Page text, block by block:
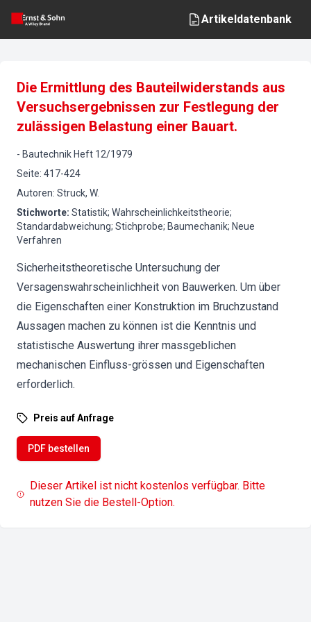
Artikeldatenbank
Die Ermittlung des Bauteilwiderstands aus
Versuchsergebnissen zur Festlegung der
zulässigen Belastung einer Bauart.
- Bautechnik Heft 12/1979
Seite: 417-424
Autoren: Struck, W.
Stichworte: Statistik; Wahrscheinlichkeitstheorie;
Standardabweichung; Stichprobe; Baumechanik; Neue
Verfahren
Sicherheitstheoretische Untersuchung der
Versagenswahrscheinlichheit von Bauwerken. Um über
die Eigenschaften einer Konstruktion im Bruchzustand
Aussagen machen zu können ist die Kenntnis und
statistische Auswertung ihrer massgeblichen
mechanischen Einfluss-grössen und Eigenschaften
erforderlich.
Preis auf Anfrage
PDF bestellen
Dieser Artikel ist nicht kostenlos verfügbar. Bitte
nutzen Sie die Bestell-Option.